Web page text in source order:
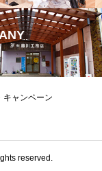
キャンペーン
reserved.